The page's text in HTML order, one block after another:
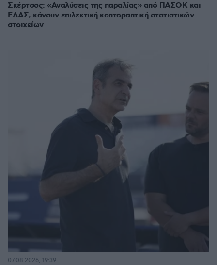
Σκέρτσος: «Αναλύσεις της παραλίας» από ΠΑΣΟΚ και
ΕΛΑΣ, κάνουν επιλεκτική κοπτοραπτική στατιστικών
στοιχείων
07.08.2026, 19:39